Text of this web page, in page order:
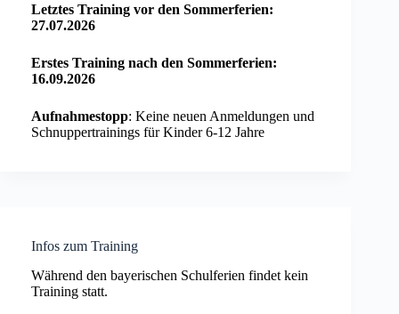
Letztes Training vor den Sommerferien:
27.07.2026
Erstes Training nach den Sommerferien:
16.09.2026
Aufnahmestopp: Keine neuen Anmeldungen und
Schnuppertrainings für Kinder 6-12 Jahre
Infos zum Training
Während den bayerischen Schulferien findet kein
Training statt.